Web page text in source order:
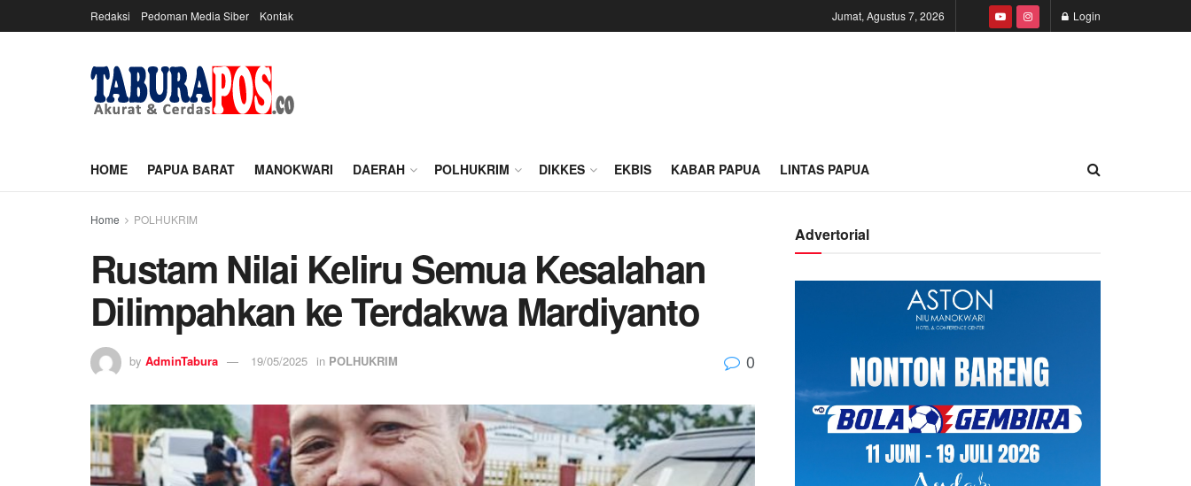
Redaksi Pedoman Media Siber Kontak Jumat, Agustus 7, 2026 Login
HOME PAPUA BARAT MANOKWARI DAERAH POLHUKRIM DIKKES EKBIS KABAR PAPUA LINTAS PAPUA
Home POLHUKRIM
Rustam Nilai Keliru Semua Kesalahan
Dilimpahkan ke Terdakwa Mardiyanto
by AdminTabura 19/05/2025 in POLHUKRIM 0
Advertorial